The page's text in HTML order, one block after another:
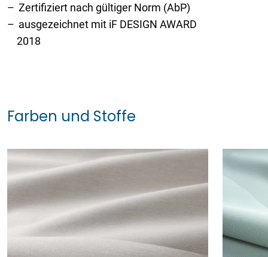
Zertifiziert nach gültiger Norm (AbP)
ausgezeichnet mit iF DESIGN AWARD
2018
Farben und Stoffe